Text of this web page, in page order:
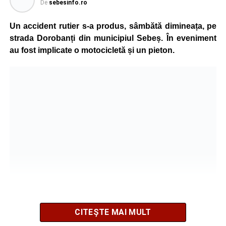
În urma impactului, femeia a suferit leziuni corporale
îngrijiri medicale de specialitate.
Motociclistul a fost testat cu aparatul etilotest, rezultatul
De sebesinfo.ro
Un accident rutier s-a produs, sâmbătă dimineața, pe
strada Dorobanți din municipiul Sebeș. În eveniment
au fost implicate o motocicletă și un pieton.
Potrivit informațiilor transmise de pompieri, o femeie de 66
CITEȘTE MAI MULT